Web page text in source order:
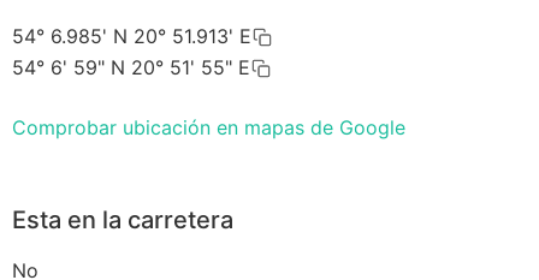
54° 6.985' N 20° 51.913' E
54° 6' 59" N 20° 51' 55" E
Comprobar ubicación en mapas de Google
Esta en la carretera
No